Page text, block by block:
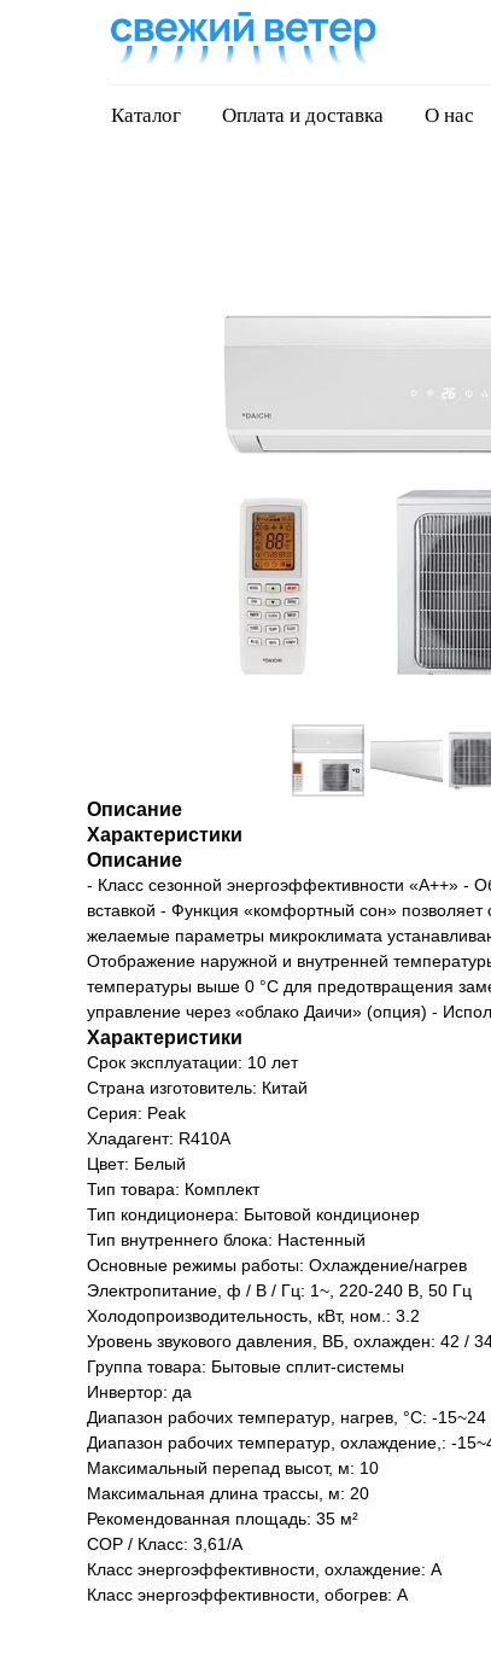
Каталог Оплата и доставка О нас
Описание
Характеристики
Описание
- Класс сезонной энергоэффективности «А++» -
вставкой - Функция «комфортный сон»
желаемые параметры микроклимата
Отображение наружной и внутренней
температуры выше 0 °С для предотвращения
управление через «облако Даичи» (опция) -
Характеристики
Срок эксплуатации: 10 лет
Страна изготовитель: Китай
Серия: Peak
Хладагент: R410A
Цвет: Белый
Тип товара: Комплект
Тип кондиционера: Бытовой кондиционер
Тип внутреннего блока: Настенный
Основные режимы работы: Охлаждение/нагрев
Электропитание, ф / В / Гц: 1~, 220-240 В, 50 Гц
Холодопроизводительность, кВт, ном.: 3.2
Уровень звукового давления, ВБ, охлажден: 42 /
Группа товара: Бытовые сплит-системы
Инвертор: да
Диапазон рабочих температур, нагрев, °C: -15~24
Диапазон рабочих температур, охлаждение,: -
Максимальный перепад высот, м: 10
Максимальная длина трассы, м: 20
Рекомендованная площадь: 35 м²
COP / Класс: 3,61/A
Класс энергоэффективности, охлаждение: A
Класс энергоэффективности, обогрев: A